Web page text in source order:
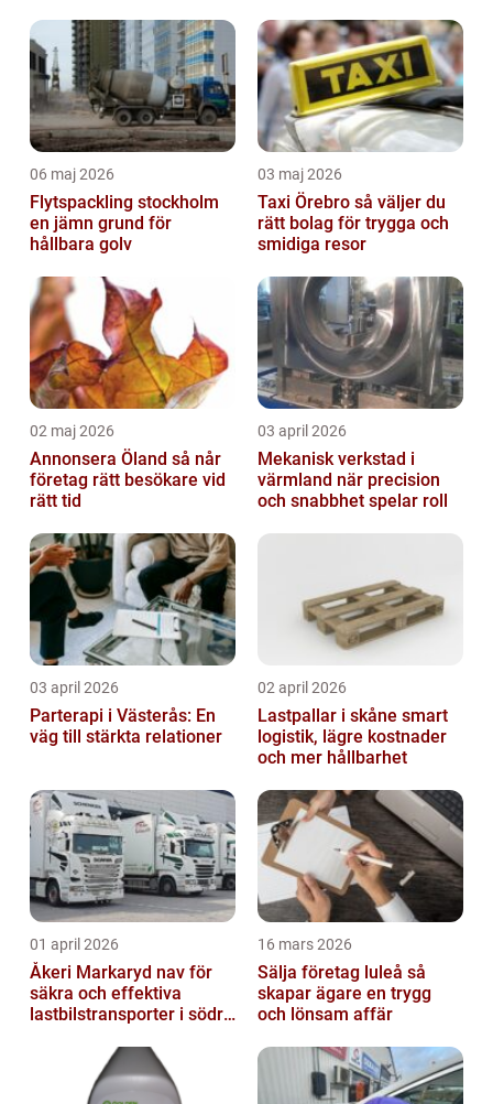
06 maj 2026
Flytspackling stockholm
en jämn grund för
hållbara golv
03 maj 2026
Taxi Örebro så väljer du
rätt bolag för trygga och
smidiga resor
02 maj 2026
Annonsera Öland så når
företag rätt besökare vid
rätt tid
03 april 2026
Mekanisk verkstad i
värmland när precision
och snabbhet spelar roll
03 april 2026
Parterapi i Västerås: En
väg till stärkta relationer
02 april 2026
Lastpallar i skåne smart
logistik, lägre kostnader
och mer hållbarhet
01 april 2026
Åkeri Markaryd nav för
säkra och effektiva
lastbilstransporter i södra
16 mars 2026
Sälja företag luleå så
skapar ägare en trygg
och lönsam affär